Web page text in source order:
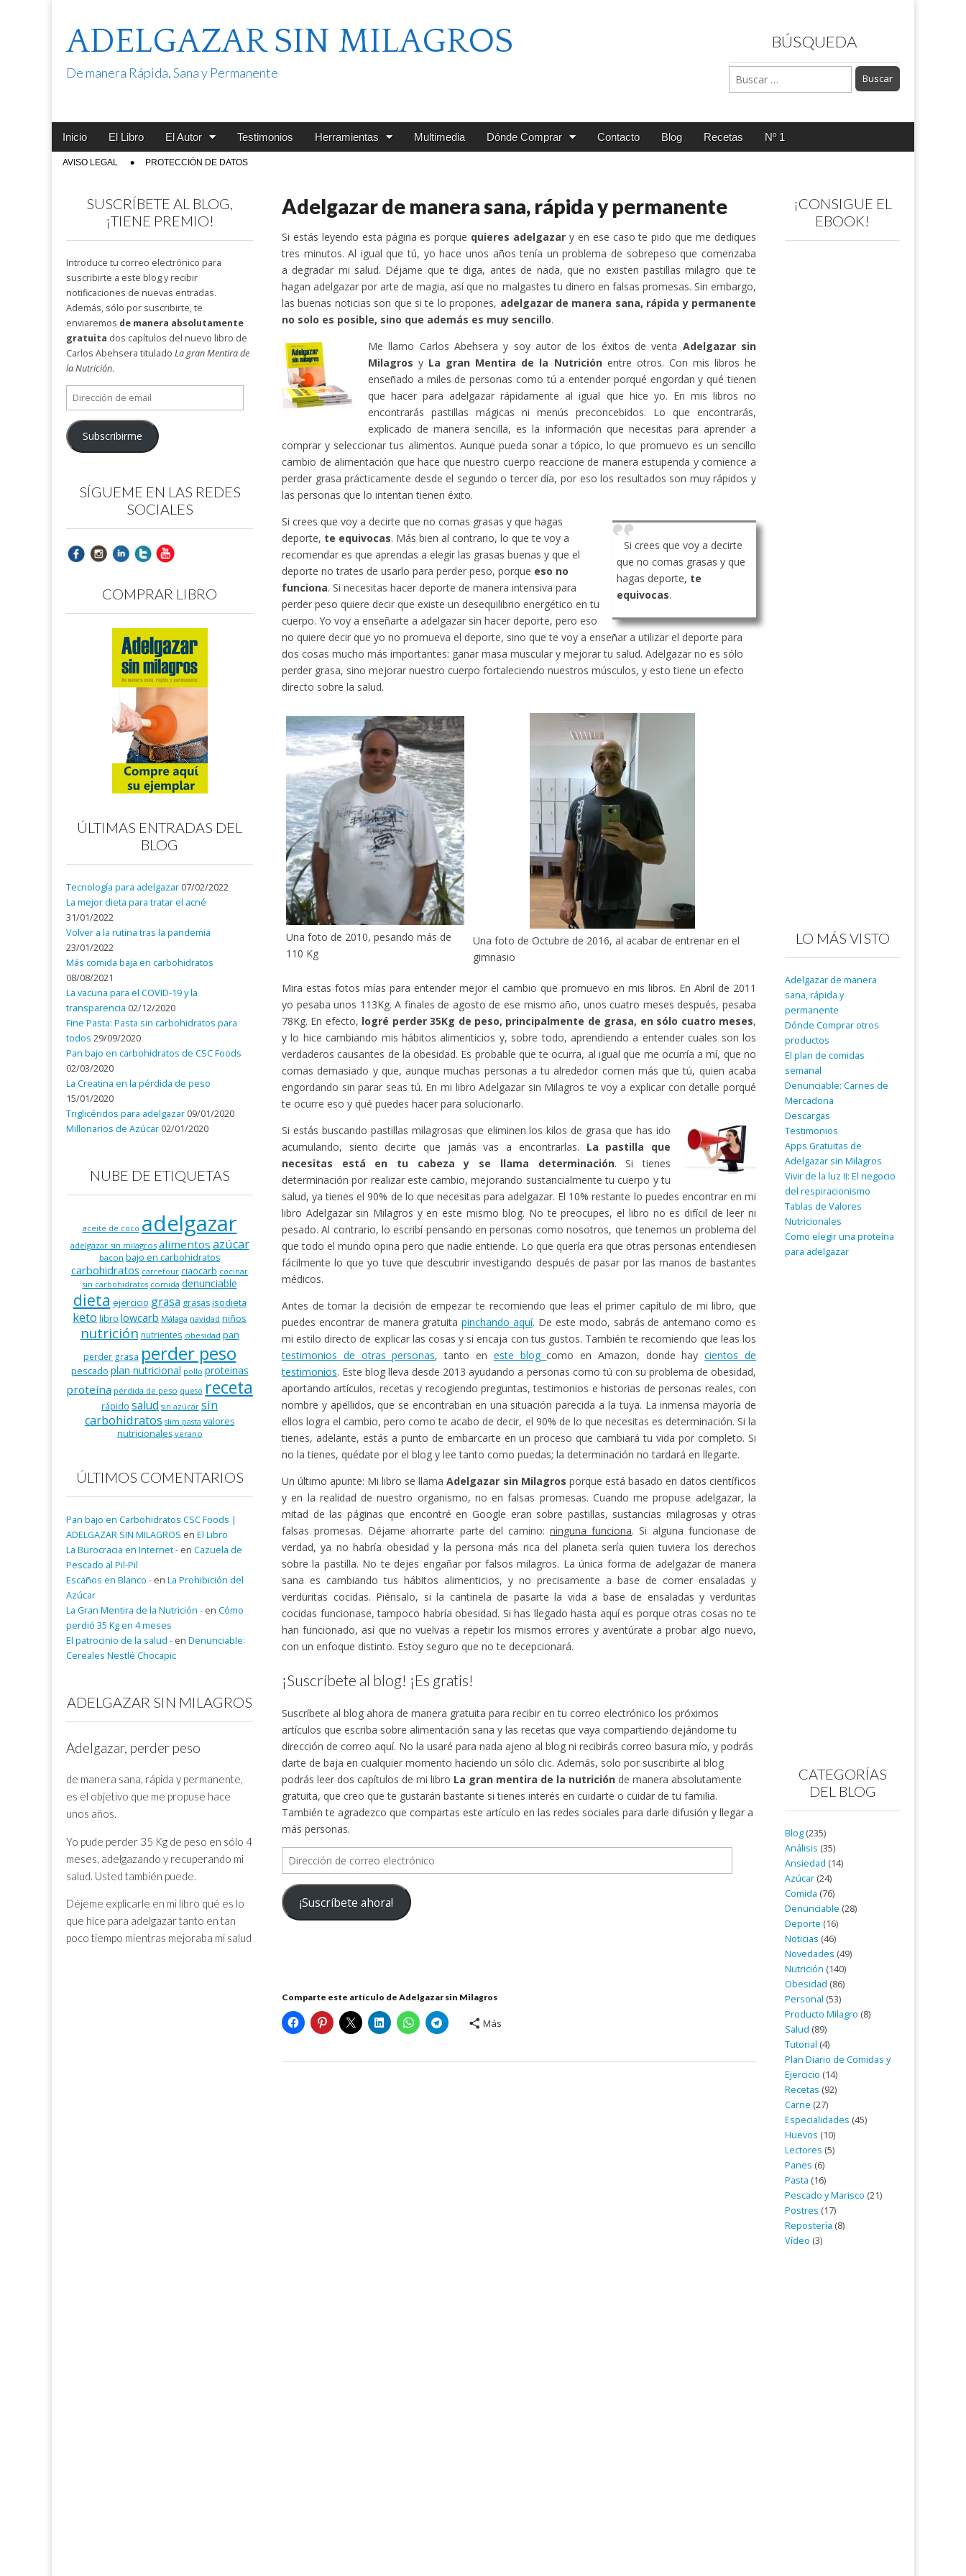
ADELGAZAR SIN MILAGROS
De manera Rápida, Sana y Permanente
BÚSQUEDA
Buscar:
Main
Skip
content
Inicio El Libro El Autor Testimonios Herramientas Multimedia Dónde Comprar Contacto Blog Recetas Nº 1
SubAVISO LEGAL PROTECCIÓN DE DATOS
Adelgazar de manera sana, rápida y permanente
Si estás leyendo esta página es porque quieres adelgazar y en ese caso te pido que me dediques
tres minutos. Al igual que tú, yo hace unos años tenía un problema de sobrepeso que comenzaba
a degradar mi salud. Déjame que te diga, antes de nada, que no existen pastillas milagro que te
hagan adelgazar por arte de magia, así que no malgastes tu dinero en falsas promesas. Sin embargo,
las buenas noticias son que si te lo propones, adelgazar de manera sana, rápida y permanente
no solo es posible, sino que además es muy sencillo.
Me llamo Carlos Abehsera y soy autor de los éxitos de venta Adelgazar sin
Milagros y La gran Mentira de la Nutriciónentre otros. Con mis libros he
enseñado a miles de personas como tú a entender porqué engordan y qué tienen
que hacer para adelgazar rápidamente al igual que hice yo. En mis libros no
encontrarás pastillas mágicas ni menús preconcebidos. Lo que encontrarás,
explicado de manera sencilla, es la información que necesitas para aprender a
comprar y seleccionar tus alimentos. Aunque pueda sonar a tópico, lo que promuevo es un sencillo
cambio de alimentación que hace que nuestro cuerpo reaccione de manera estupenda y comience a
perder grasa prácticamente desde el segundo o tercer día, por eso los resultados son muy rápidos y
las personas que lo intentan tienen éxito.
Si crees que voy a decirte
que no comas grasas y que
hagas deporte, te
equivocas.
Si crees que voy a decirte que no comas grasas y que hagas
deporte, te equivocas. Más bien al contrario, lo que te voy a
recomendar es que aprendas a elegir las grasas buenas y que el
deporte no trates de usarlo para perder peso, porque eso no
funciona. Si necesitas hacer deporte de manera intensiva para
perder peso quiere decir que existe un desequilibrio energético en tu
cuerpo. Yo voy a enseñarte a adelgazar sin hacer deporte, pero eso
no quiere decir que yo no promueva el deporte, sino que te voy a enseñar a utilizar el deporte para
dos cosas mucho más importantes: ganar masa muscular y mejorar tu salud. Adelgazar no es sólo
perder grasa, sino mejorar nuestro cuerpo fortaleciendo nuestros músculos, y esto tiene un efecto
directo sobre la salud.
Una foto de 2010, pesando más de
110 Kg
Una foto de Octubre de 2016, al acabar de entrenar en el
gimnasio
Mira estas fotos mías para entender mejor el cambio que promuevo en mis libros. En Abril de 2011
yo pesaba unos 113Kg. A finales de agosto de ese mismo año, unos cuatro meses después, pesaba
78Kg. En efecto, logré perder 35Kg de peso, principalmente de grasa, en sólo cuatro meses,
y lo hice cambiando mis hábitos alimenticios y, sobre todo, aprendiendo a entender cuales son los
verdaderos causantes de la obesidad. Es probable que te ocurra, al igual que me ocurría a mí, que no
comas demasiado y que, aunque muchas personas a tu alrededor comen más que tú, quien acaba
engordando sin parar seas tú. En mi libro Adelgazar sin Milagros te voy a explicar con detalle porqué
te ocurre eso y qué puedes hacer para solucionarlo.
Si estás buscando pastillas milagrosas que eliminen los kilos de grasa que has ido
acumulando, siento decirte que jamás vas a encontrarlas. La pastilla que
necesitas está en tu cabeza y se llama determinación. Si tienes
determinación por realizar este cambio, mejorando sustancialmente tu cuerpo y tu
salud, ya tienes el 90% de lo que necesitas para adelgazar. El 10% restante lo puedes encontrar en mi
libro Adelgazar sin Milagros y en este mismo blog. No te preocupes, el libro no es difícil de leer ni
pesado. Al contrario, lo escribí pensando en personas como nosotros, que tenemos un problema del
que todo el mundo opina pero que nadie entiende. Lo que quería era que otras personas entendiesen
fácilmente lo que yo tuve que descubrir investigando después de pasar por las manos de bastantes
médicos.
Antes de tomar la decisión de empezar te recomiendo que leas el primer capítulo de mi libro, que
puedes encontrar de manera gratuitapinchando aquí. De este modo, sabrás de antemano como es
mi estilo directo de explicar las cosas y si encaja con tus gustos. También te recomiendo que leas los
testimonios de otras personas, tanto en este blogcomo en Amazon, donde haycientos de
testimonios. Este blog lleva desde 2013 ayudando a personas como tú con su problema de obesidad,
aportando artículos, recetas y recogiendo preguntas, testimonios e historias de personas reales, con
nombre y apellidos, que se encontraban en una situación parecida a la tuya. La inmensa mayoría de
ellos logra el cambio, pero como te acabo de decir, el 90% de lo que necesitas es determinación. Si la
tienes, adelante, estás a punto de embarcarte en un proceso que cambiará tu vida por completo. Si
no la tienes, quédate por el blog y lee tanto como puedas; la determinación no tardará en llegarte.
Un último apunte: Mi libro se llamaAdelgazar sin Milagros porque está basado en datos científicos
y en la realidad de nuestro organismo, no en falsas promesas. Cuando me propuse adelgazar, la
mitad de las páginas que encontré en Google eran sobre pastillas, sustancias milagrosas y otras
falsas promesas. Déjame ahorrarte parte del camino:ninguna funciona. Si alguna funcionase de
verdad, ya no habría obesidad y la persona más rica del planeta sería quien tuviera los derechos
sobre la pastilla. No te dejes engañar por falsos milagros. La única forma de adelgazar de manera
sana es cambiando tus hábitos alimenticios, y no precisamente a base de comer ensaladas y
verduritas cocidas. Piénsalo, si la cantinela de pasarte la vida a base de ensaladas y verduritas
cocidas funcionase, tampoco habría obesidad. Si has llegado hasta aquí es porque otras cosas no te
han funcionado, así que no vuelvas a repetir los mismos errores y aventúrate a probar algo nuevo,
con un enfoque distinto. Estoy seguro que no te decepcionará.
¡Suscríbete al blog! ¡Es gratis!
Suscríbete al blog ahora de manera gratuita para recibir en tu correo electrónico los próximos
artículos que escriba sobre alimentación sana y las recetas que vaya compartiendo dejándome tu
dirección de correo aquí. No la usaré para nada ajeno al blog ni recibirás correo basura mío, y podrás
darte de baja en cualquier momento haciendo un sólo clic. Además, solo por suscribirte al blog
podrás leer dos capítulos de mi libro La gran mentira de la nutrición de manera absolutamente
gratuita, que creo que te gustarán bastante si tienes interés en cuidarte o cuidar de tu familia.
También te agradezco que compartas este artículo en las redes sociales para darle difusión y llegar a
más personas.
Dirección
de
correo
electrónico
¡Suscríbete ahora!
Comparte este artículo de Adelgazar sin Milagros
Más
SUSCRÍBETE AL BLOG,
¡TIENE PREMIO!
Introduce tu correo electrónico para
suscribirte a este blog y recibir
notificaciones de nuevas entradas.
Además, sólo por suscribirte, te
enviaremos de manera absolutamente
gratuita dos capítulos del nuevo libro de
Carlos Abehsera titulado La gran Mentira de
la Nutrición.
Dirección
de
email
Subscribirme
SÍGUEME EN LAS REDES
SOCIALES
COMPRAR LIBRO
ÚLTIMAS ENTRADAS DEL
BLOG
Tecnología para adelgazar 07/02/2022
La mejor dieta para tratar el acné
31/01/2022
Volver a la rutina tras la pandemia
23/01/2022
Más comida baja en carbohidratos
08/08/2021
La vacuna para el COVID-19 y la
transparencia 02/12/2020
Fine Pasta: Pasta sin carbohidratos para
todos 29/09/2020
Pan bajo en carbohidratos de CSC Foods
02/03/2020
La Creatina en la pérdida de peso
15/01/2020
Triglicéridos para adelgazar 09/01/2020
Millonarios de Azúcar 02/01/2020
NUBE DE ETIQUETAS
aceite de coco adelgazar
adelgazar sin milagros alimentos azúcar
bacon bajo en carbohidratos
carbohidratos carrefour ciaocarb cocinar
sin carbohidratos comida denunciable
dieta ejercicio grasa grasas isodieta
keto libro lowcarb Málaga navidad niños
nutrición nutrientes obesidad pan
perder grasa perder peso
pescado plan nutricional pollo proteinas
proteína pérdida de peso queso receta
rápido salud sin azúcar sin
carbohidratos slim pasta valores
nutricionales verano
ÚLTIMOS COMENTARIOS
Pan bajo en Carbohidratos CSC Foods |
ADELGAZAR SIN MILAGROS en El Libro
La Burocracia en Internet - en Cazuela de
Pescado al Pil-Pil
Escaños en Blanco - en La Prohibición del
Azúcar
La Gran Mentira de la Nutrición - en Cómo
perdió 35 Kg en 4 meses
El patrocinio de la salud - en Denunciable:
Cereales Nestlé Chocapic
ADELGAZAR SIN MILAGROS
Adelgazar, perder peso
de manera sana, rápida y permanente,
es el objetivo que me propuse hace
unos años.
Yo pude perder 35 Kg de peso en sólo 4
meses, adelgazando y recuperando mi
salud. Usted también puede.
Déjeme explicarle en mi libro qué es lo
que hice para adelgazar tanto en tan
poco tiempo mientras mejoraba mi salud
¡CONSIGUE EL
EBOOK!
LO MÁS VISTO
Adelgazar de manera
sana, rápida y
permanente
Dónde Comprar otros
productos
El plan de comidas
semanal
Denunciable: Carnes de
Mercadona
Descargas
Testimonios
Apps Gratuitas de
Adelgazar sin Milagros
Vivir de la luz II: El negocio
del respiracionismo
Tablas de Valores
Nutricionales
Como elegir una proteína
para adelgazar
CATEGORÍAS
DEL BLOG
Blog (235)
Análisis (35)
Ansiedad (14)
Azúcar (24)
Comida (76)
Denunciable (28)
Deporte (16)
Noticias (46)
Novedades (49)
Nutrición (140)
Obesidad (86)
Personal (53)
Producto Milagro (8)
Salud (89)
Tutorial (4)
Plan Diario de Comidas y
Ejercicio (14)
Recetas (92)
Carne (27)
Especialidades (45)
Huevos (10)
Lectores (5)
Panes (6)
Pasta (16)
Pescado y Marisco (21)
Postres (17)
Repostería (8)
Vídeo (3)